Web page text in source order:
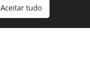
Aceitar tudo